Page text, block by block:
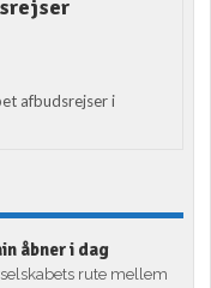
afbudsrejser i
åbner i dag
rute mellem